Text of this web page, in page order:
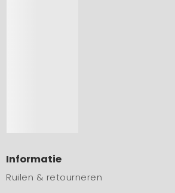
Informatie
Ruilen & retourneren